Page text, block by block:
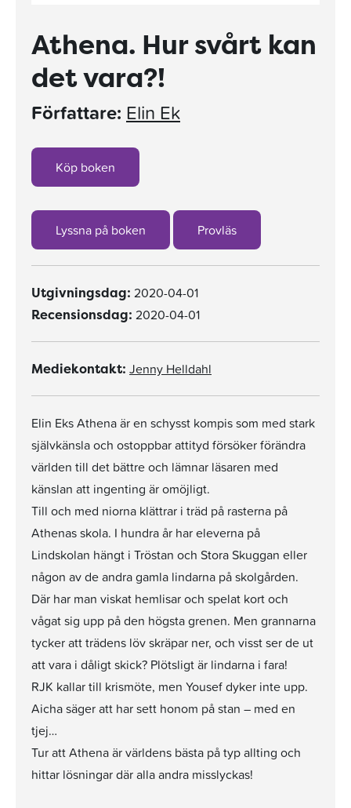
Athena. Hur svårt kan
det vara?!
Författare: Elin Ek
Köp boken
Lyssna på boken Provläs
Utgivningsdag: 2020-04-01
Recensionsdag: 2020-04-01
Mediekontakt: Jenny Helldahl
Elin Eks Athena är en schysst kompis som med stark
självkänsla och ostoppbar attityd försöker förändra
världen till det bättre och lämnar läsaren med
känslan att ingenting är omöjligt.
Till och med niorna klättrar i träd på rasterna på
Athenas skola. I hundra år har eleverna på
Lindskolan hängt i Tröstan och Stora Skuggan eller
någon av de andra gamla lindarna på skolgården.
Där har man viskat hemlisar och spelat kort och
vågat sig upp på den högsta grenen. Men grannarna
tycker att trädens löv skräpar ner, och visst ser de ut
att vara i dåligt skick? Plötsligt är lindarna i fara!
RJK kallar till krismöte, men Yousef dyker inte upp.
Aicha säger att har sett honom på stan – med en
tjej…
Tur att Athena är världens bästa på typ allting och
hittar lösningar där alla andra misslyckas!